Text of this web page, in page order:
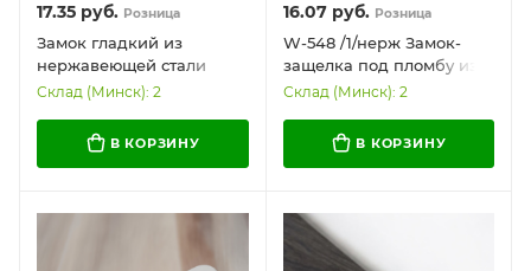
17.35 руб. Розница
Замок гладкий из
нержавеющей стали
108,5*35,6 мм /
эффективный
Склад (Минск): 2
В КОРЗИНУ
16.07руб. Розница
W-548 /1/нерж Замок-
защелка под пломбу из
нержавеющей стали
надежный
Склад (Минск): 2
В КОРЗИНУ